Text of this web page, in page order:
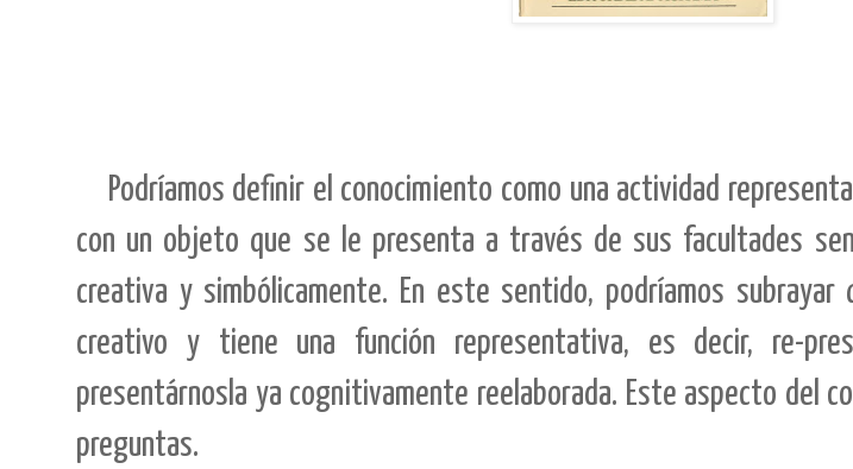
Podríamos definir el conocimiento como una actividad
con un objeto que se le presenta a través de sus facultades
creativa y simbólicamente. En este sentido, podríamos
creativo y tiene una función representativa, es decir, re-
presentárnosla ya cognitivamente reelaborada. Este aspecto del
preguntas.